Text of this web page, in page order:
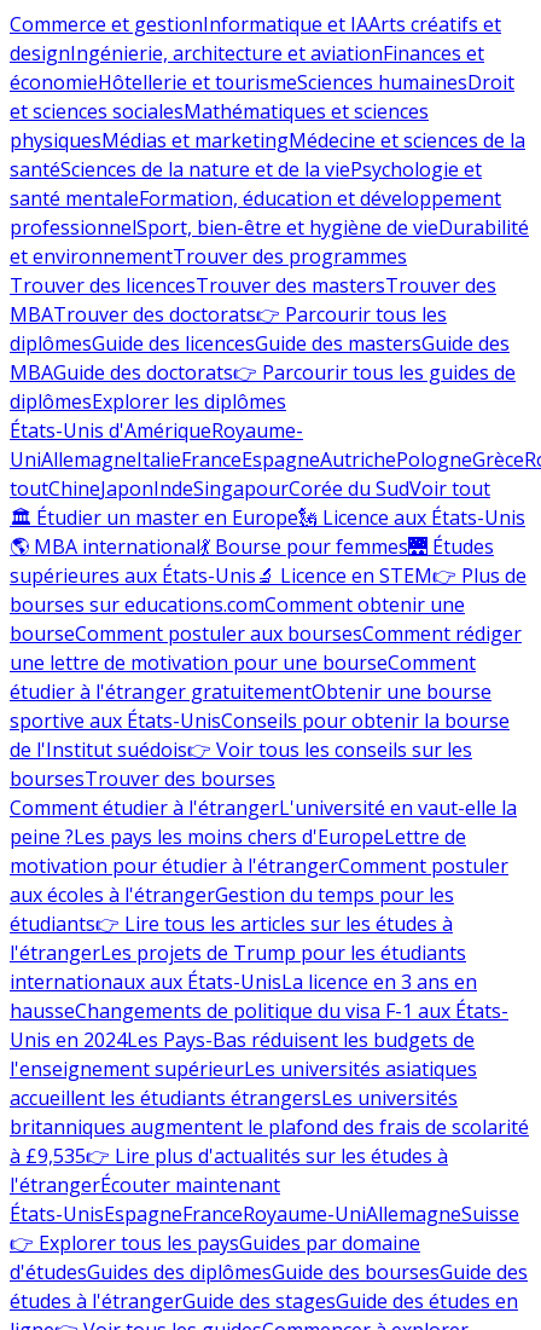
Commerce et gestionInformatique et IAArts créatifs et
designIngénierie, architecture et aviationFinances et
économieHôtellerie et tourismeSciences humainesDroit
et sciences socialesMathématiques et sciences
physiquesMédias et marketingMédecine et sciences de la
santéSciences de la nature et de la viePsychologie et
santé mentaleFormation, éducation et développement
professionnelSport, bien-être et hygiène de vieDurabilité
et environnementTrouver des programmes
Trouver des licencesTrouver des mastersTrouver des
MBATrouver des doctorats👉 Parcourir tous les
diplômesGuide des licencesGuide des mastersGuide des
MBAGuide des doctorats👉 Parcourir tous les guides de
diplômesExplorer les diplômes
États-Unis d'AmériqueRoyaume-
UniAllemagneItalieFranceEspagneAutrichePologneGrèce
toutChineJaponIndeSingapourCorée du SudVoir tout
🏛 Étudier un master en Europe🗽 Licence aux États-Unis
🌎 MBA international💃 Bourse pour femmes🌉 Études
supérieures aux États-Unis🔬 Licence en STEM👉 Plus de
bourses sur educations.comComment obtenir une
bourseComment postuler aux boursesComment rédiger
une lettre de motivation pour une bourseComment
étudier à l'étranger gratuitementObtenir une bourse
sportive aux États-UnisConseils pour obtenir la bourse
de l'Institut suédois👉 Voir tous les conseils sur les
boursesTrouver des bourses
Comment étudier à l'étrangerL'université en vaut-elle la
peine ?Les pays les moins chers d'EuropeLettre de
motivation pour étudier à l'étrangerComment postuler
aux écoles à l'étrangerGestion du temps pour les
étudiants👉 Lire tous les articles sur les études à
l'étrangerLes projets de Trump pour les étudiants
internationaux aux États-UnisLa licence en 3 ans en
hausseChangements de politique du visa F-1 aux États-
Unis en 2024Les Pays-Bas réduisent les budgets de
l'enseignement supérieurLes universités asiatiques
accueillent les étudiants étrangersLes universités
britanniques augmentent le plafond des frais de scolarité
à £9,535👉 Lire plus d'actualités sur les études à
l'étrangerÉcouter maintenant
États-UnisEspagneFranceRoyaume-UniAllemagneSuisse
👉 Explorer tous les paysGuides par domaine
d'étudesGuides des diplômesGuide des boursesGuide des
études à l'étrangerGuide des stagesGuide des études en